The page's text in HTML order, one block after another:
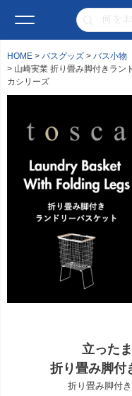
HOME バスグッズ
バス小物
山崎実業 折り畳み脚付きラン
カシリーズ
立った
折り畳み脚付
折り畳み脚付